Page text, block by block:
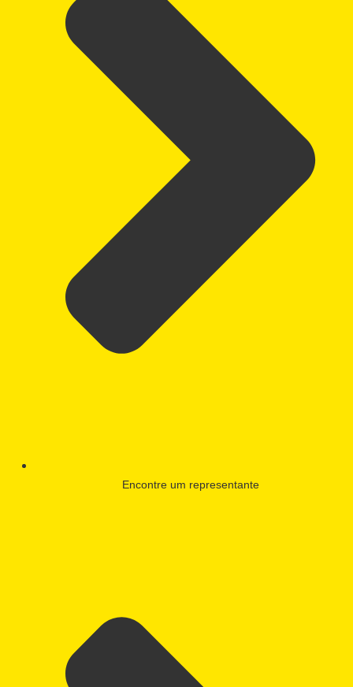
Encontre um representante